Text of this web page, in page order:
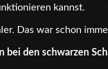
kannst.
Das war schon
bei den schwarzen